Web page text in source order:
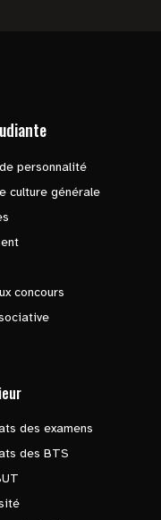
personnalité
culture générale
concours
des examens
des BTS